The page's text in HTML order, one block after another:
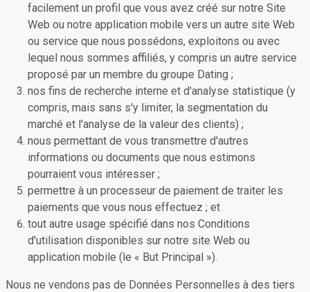
facilement un profil que vous avez créé sur notre Site
Web ou notre application mobile vers un autre site Web
ou service que nous possédons, exploitons ou avec
lequel nous sommes affiliés, y compris un autre service
proposé par un membre du groupe Dating ;
nos fins de recherche interne et d'analyse statistique (y
compris, mais sans s'y limiter, la segmentation du
marché et l'analyse de la valeur des clients) ;
nous permettant de vous transmettre d'autres
informations ou documents que nous estimons
pourraient vous intéresser ;
permettre à un processeur de paiement de traiter les
paiements que vous nous effectuez ; et
tout autre usage spécifié dans nos Conditions
d'utilisation disponibles sur notre site Web ou
application mobile (le « But Principal »).
Nous ne vendons pas de Données Personnelles à des tiers